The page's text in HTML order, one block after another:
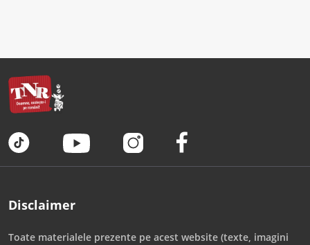
Disclaimer
Toate materialele prezente pe acest website (texte, imagini